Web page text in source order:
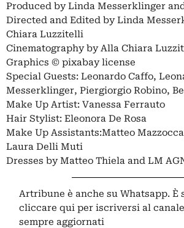
Produced by Linda Messerklinger
Directed and Edited by Linda
Chiara Luzzitelli
Cinematography by Alla Chiara
Graphics © pixabay license
Special Guests: Leonardo Caffo,
Messerklinger, Piergiorgio Robino,
Make Up Artist: Vanessa Ferrauto
Hair Stylist: Eleonora De Rosa
Make Up Assistants:Matteo
Laura Delli Muti
Dresses by Matteo Thiela and LM
Artribune è anche su Whatsapp. È
cliccare qui per iscriversi al
sempre aggiornati